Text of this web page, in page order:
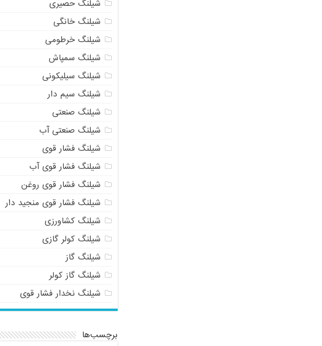
شیلنگ حصیری
شیلنگ خانگی
شیلنگ خرطومی
شیلنگ سمپاش
شیلنگ سیلیکونی
شیلنگ سیم دار
شیلنگ صنعتی
شیلنگ صنعتی آب
شیلنگ فشار قوی
شیلنگ فشار قوی آب
شیلنگ فشار قوی روغن
شیلنگ فشار قوی منجید دار
شیلنگ کشاورزی
شیلنگ کولر گازی
شیلنگ گاز
شیلنگ گاز کولر
شیلنگ نخدار فشار قوی
برچسب‌ها